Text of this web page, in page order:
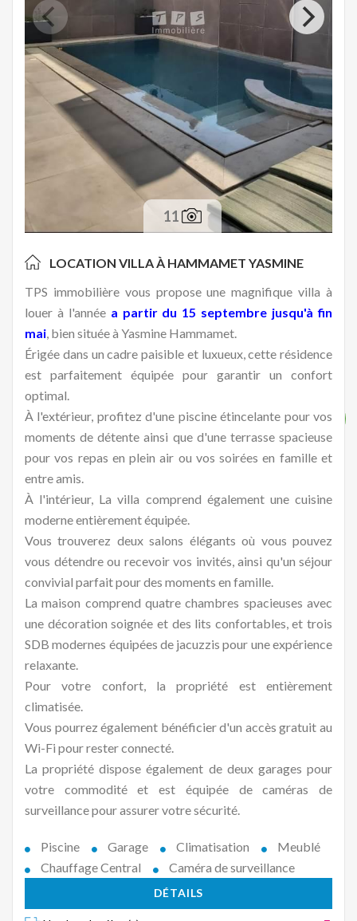
11
LOCATION VILLA À HAMMAMET YASMINE
TPS immobilière vous propose une magnifique villa à
louer à l'année a partir du 15 septembre jusqu'à fin
mai , bien située à Yasmine Hammamet.
Érigée dans un cadre paisible et luxueux, cette résidence
est parfaitement équipée pour garantir un confort
optimal.
À l'extérieur, profitez d'une piscine étincelante pour vos
moments de détente ainsi que d'une terrasse spacieuse
pour vos repas en plein air ou vos soirées en famille et
entre amis.
À l'intérieur, La villa comprend également une cuisine
moderne entièrement équipée.
Vous trouverez deux salons élégants où vous pouvez
vous détendre ou recevoir vos invités, ainsi qu'un séjour
convivial parfait pour des moments en famille.
La maison comprend quatre chambres spacieuses avec
une décoration soignée et des lits confortables, et trois
SDB modernes équipées de jacuzzis pour une expérience
relaxante.
Pour votre confort, la propriété est entièrement
climatisée.
Vous pourrez également bénéficier d'un accès gratuit au
Wi-Fi pour rester connecté.
La propriété dispose également de deux garages pour
votre commodité et est équipée de caméras de
surveillance pour assurer votre sécurité.
Piscine Garage Climatisation
Meublé
Chauffage Central
Caméra de surveillance
DÉTAILS